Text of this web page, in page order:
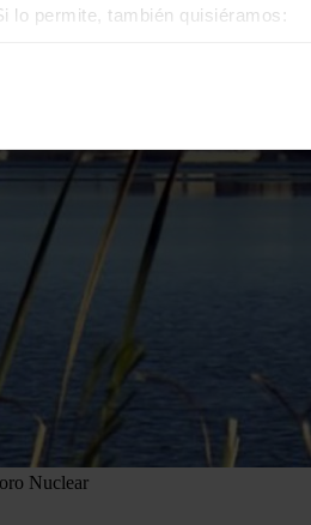
lo permite, también quisiéramos:
Las cookies de este sitio web se
y analizar el tráfico. Además,
redes sociales, publicidad y análisis
que hayan recopilado a partir del
Nuclear